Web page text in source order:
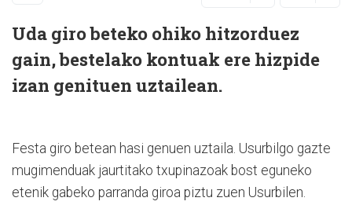
Uda giro beteko ohiko hitzorduez
gain, bestelako kontuak ere hizpide
izan genituen uztailean.
Festa giro betean hasi genuen uztaila. Usurbilgo gazte
mugimenduak jaurtitako txupinazoak bost eguneko
etenik gabeko parranda giroa piztu zuen Usurbilen.